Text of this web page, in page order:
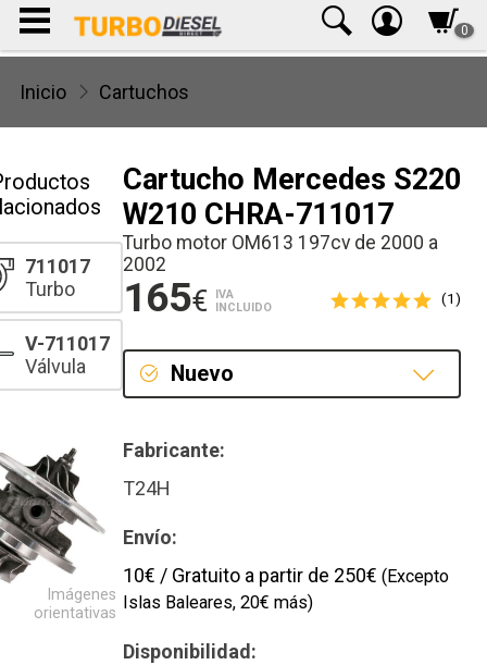
0
Inicio Cartuchos
Cartucho Mercedes S220
W210 CHRA-711017
Turbo motor OM613 197cv de 2000 a
2002
165€
IVA
INCLUIDO
(1)
Nuevo
Fabricante:
T24H
Envío:
10€ / Gratuito a partir de 250€ (Excepto
Islas Baleares, 20€ más)
Disponibilidad:
Imágenes
orientativas
711017
Turbo
V-711017
Válvula